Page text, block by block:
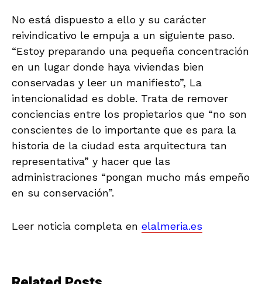
No está dispuesto a ello y su carácter
reivindicativo le empuja a un siguiente paso.
“Estoy preparando una pequeña concentración
en un lugar donde haya viviendas bien
conservadas y leer un manifiesto”, La
intencionalidad es doble. Trata de remover
conciencias entre los propietarios que “no son
conscientes de lo importante que es para la
historia de la ciudad esta arquitectura tan
representativa” y hacer que las
administraciones “pongan mucho más empeño
en su conservación”.
Leer noticia completa en elalmeria.es